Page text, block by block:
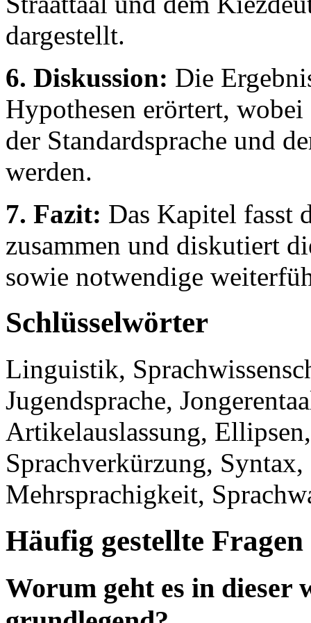
dargestellt.
6. Diskussion: Die
Hypothesen erörtert,
der Standardsprache und
werden.
7. Fazit: Das Kapitel fasst
zusammen und diskutiert
sowie notwendige
Schlüsselwörter
Linguistik,
Jugendsprache,
Artikelauslassung,
Sprachverkürzung,
Mehrsprachigkeit,
Häufig gestellte Fragen
Worum geht es in dieser